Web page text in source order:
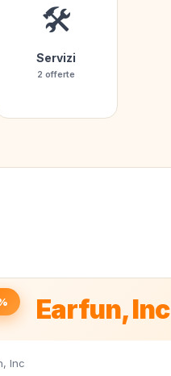
🛠️
Servizi
2 offerte
Earfun, Inc
Inc